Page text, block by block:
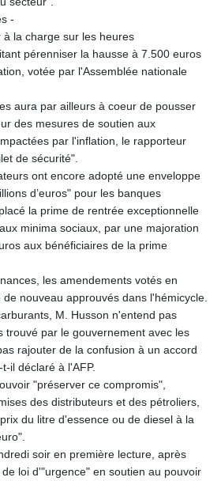
-
la charge sur les heures
pérenniser la hausse à 7.500 euros
votée par l'Assemblée nationale
aura par ailleurs à coeur de pousser
des mesures de soutien aux
par l'inflation, le rapporteur
de sécurité".
ont encore adopté une enveloppe
d’euros" pour les banques
la prime de rentrée exceptionnelle
minima sociaux, par une majoration
aux bénéficiaires de la prime
les amendements votés en
nouveau approuvés dans l'hémicycle.
M. Husson n'entend pas
trouvé par le gouvernement avec les
rajouter de la confusion à un accord
il déclaré à l'AFP.
"préserver ce compromis",
des distributeurs et des pétroliers,
du litre d'essence ou de diesel à la
soir en première lecture, après
loi d'"urgence" en soutien au pouvoir